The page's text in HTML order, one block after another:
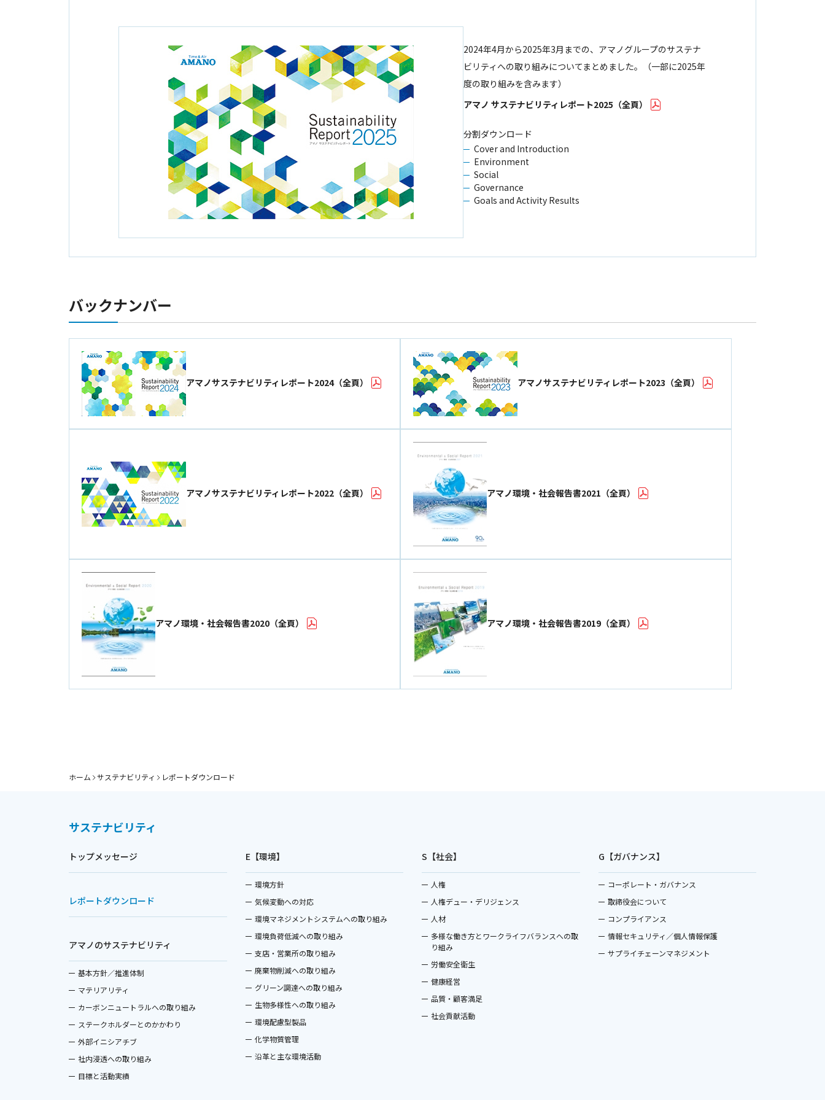
2024年4月から2025年3月までの、アマノグループのサステナ
ビリティへの取り組みについてまとめました。（一部に2025年
度の取り組みを含みます）
アマノ サステナビリティレポート2025（全頁）
分割ダウンロード
Cover and Introduction
Environment
Social
Governance
Goals and Activity Results
バックナンバー
アマノサステナビリティレポート2024（全頁） アマノサステナビリティレポート2023（全頁）
アマノサステナビリティレポート2022（全頁） アマノ環境・社会報告書2021（全頁）
アマノ環境・社会報告書2020（全頁） アマノ環境・社会報告書2019（全頁）
ホーム サステナビリティ レポートダウンロード
サステナビリティ
トップメッセージ
レポートダウンロード
アマノのサステナビリティ
基本方針／推進体制
マテリアリティ
カーボンニュートラルへの取り組み
ステークホルダーとのかかわり
外部イニシアチブ
社内浸透への取り組み
目標と活動実績
E【環境】
環境方針
気候変動への対応
環境マネジメントシステムへの取り組み
環境負荷低減への取り組み
支店・営業所の取り組み
廃棄物削減への取り組み
グリーン調達への取り組み
生物多様性への取り組み
環境配慮型製品
化学物質管理
沿革と主な環境活動
S【社会】
人権
人権デュー・デリジェンス
人材
多様な働き方とワークライフバランスへの取
り組み
労働安全衛生
健康経営
品質・顧客満足
社会貢献活動
G【ガバナンス】
コーポレート・ガバナンス
取締役会について
コンプライアンス
情報セキュリティ／個人情報保護
サプライチェーンマネジメント